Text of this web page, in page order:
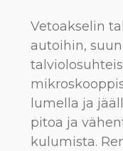
Vetoakselin
autoihin,
lumella ja
pitoa ja
kulumista.